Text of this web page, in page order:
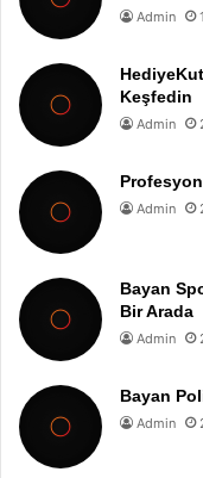
Admin
Keşfedin
Admin
Admin
Bayan
Bir Arada
Admin
Bayan
Admin